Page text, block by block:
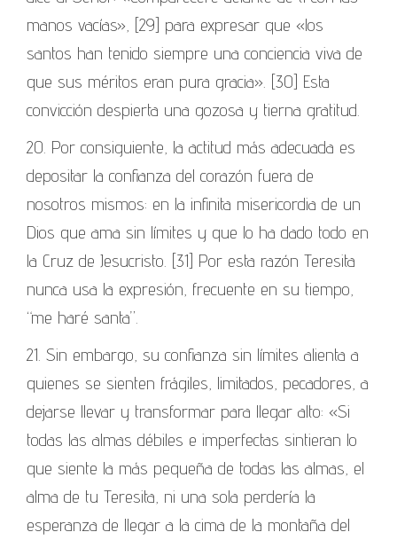
manos vacías», [29] para expresar que «los
santos han tenido siempre una conciencia viva de
que sus méritos eran pura gracia». [30] Esta
convicción despierta una gozosa y tierna gratitud.
20. Por consiguiente, la actitud más adecuada es
depositar la confianza del corazón fuera de
nosotros mismos: en la infinita misericordia de un
Dios que ama sin límites y que lo ha dado todo en
la Cruz de Jesucristo. [31] Por esta razón Teresita
nunca usa la expresión, frecuente en su tiempo,
“me haré santa”.
21. Sin embargo, su confianza sin límites alienta a
quienes se sienten frágiles, limitados, pecadores, a
dejarse llevar y transformar para llegar alto: «Si
todas las almas débiles e imperfectas sintieran lo
que siente la más pequeña de todas las almas, el
alma de tu Teresita, ni una sola perdería la
esperanza de llegar a la cima de la montaña del